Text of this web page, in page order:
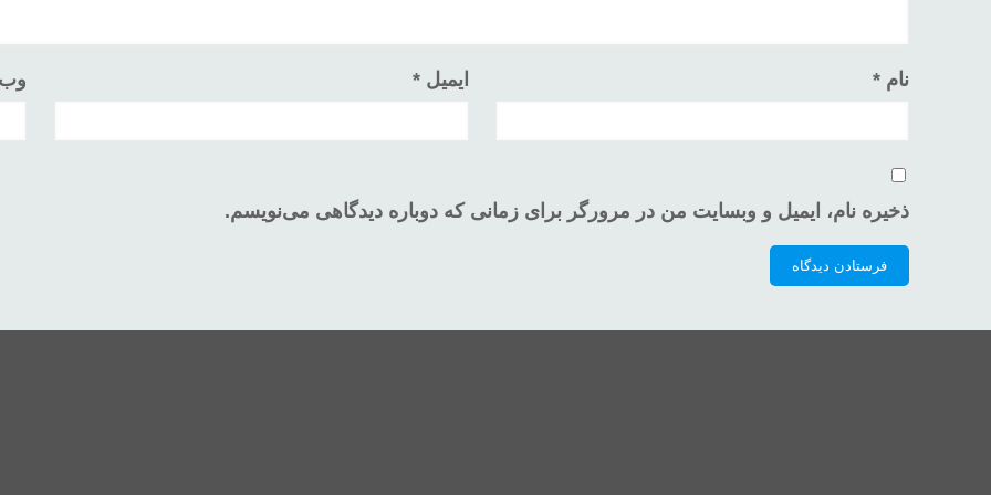
نام* ایمیل*
ذخیره نام، ایمیل و وبسایت من در مرورگر برای زمانی که دوباره دیدگاهی می‌نویسم.